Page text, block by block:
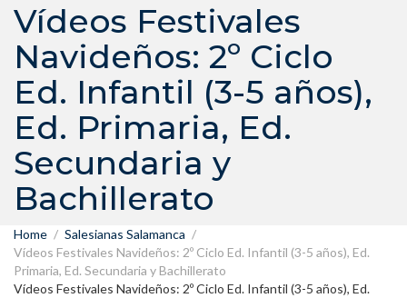
Vídeos Festivales
Navideños: 2º Ciclo
Ed. Infantil (3-5 años),
Ed. Primaria, Ed.
Secundaria y
Bachillerato
Home
Salesianas Salamanca
Vídeos Festivales Navideños: 2º Ciclo Ed. Infantil (3-5 años), Ed.
Primaria, Ed. Secundaria y Bachillerato
Vídeos Festivales Navideños: 2º Ciclo Ed. Infantil (3-5 años), Ed.